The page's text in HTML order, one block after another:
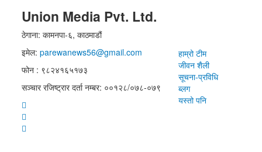
Union Media Pvt. Ltd.
ठेगाना: कामनपा-६, काठमाडौं
इमेल:parewanews56@gmail.com
फोन : ९८२४१६५१७३
सञ्चार रजिष्ट्रार दर्ता नम्बर: ००१२८/०७८-०७९
हाम्रो टीम
जीवन शैली
सूचना-प्रविधि
ब्लग
यस्तो पनि